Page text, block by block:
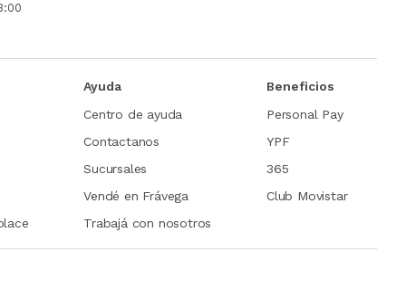
Ayuda
Centro de ayuda
Contactanos
Sucursales
Vendé en Frávega
Trabajá con nosotros
Beneficios
Personal Pay
YPF
365
Club Movistar